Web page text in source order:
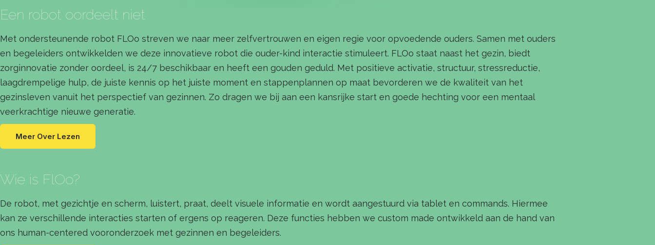
Een robot oordeelt niet
Met ondersteunende robot FLOo streven we naar meer zelfvertrouwen en eigen regie voor opvoedende ouders. Samen met ouders
en begeleiders ontwikkelden we deze innovatieve robot die ouder-kind interactie stimuleert. FLOo staat naast het gezin, biedt
zorginnovatie zonder oordeel, is 24/7 beschikbaar en heeft een gouden geduld. Met positieve activatie, structuur, stressreductie,
laagdrempelige hulp, de juiste kennis op het juiste moment en stappenplannen op maat bevorderen we de kwaliteit van het
gezinsleven vanuit het perspectief van gezinnen. Zo dragen we bij aan een kansrijke start en goede hechting voor een mentaal
veerkrachtige nieuwe generatie.
Meer Over Lezen
Wie is FlOo?
De robot, met gezichtje en scherm, luistert, praat, deelt visuele informatie en wordt aangestuurd via tablet en commands. Hiermee
kan ze verschillende interacties starten of ergens op reageren. Deze functies hebben we custom made ontwikkeld aan de hand van
ons human-centered vooronderzoek met gezinnen en begeleiders.